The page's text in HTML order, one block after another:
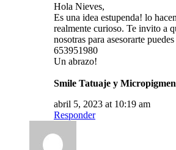
Hola Nieves,
Es una idea estupenda! lo
realmente curioso. Te invito a
nosotras para asesorarte
653951980
Un abrazo!
Smile Tatuaje y
abril 5, 2023 at 10:19 am
Responder